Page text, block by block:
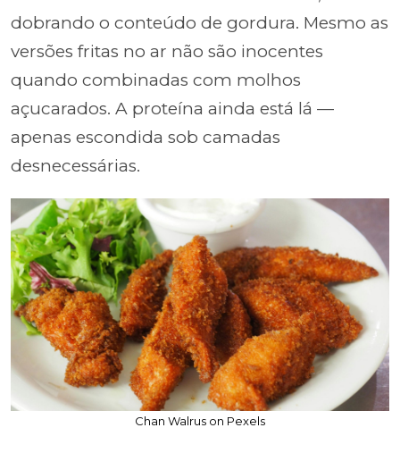
dobrando o conteúdo de gordura. Mesmo as
versões fritas no ar não são inocentes
quando combinadas com molhos
açucarados. A proteína ainda está lá —
apenas escondida sob camadas
desnecessárias.
Chan Walrus on Pexels